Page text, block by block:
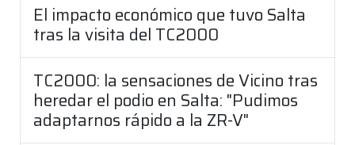
El impacto económico que tuvo Salta
tras la visita del TC2000
TC2000: la sensaciones de Vicino tras
heredar el podio en Salta: "Pudimos
adaptarnos rápido a la ZR-V"